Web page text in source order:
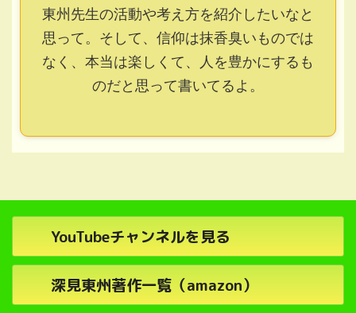
東州先生の活動や考え方を紹介したいなと
思って。そして、信仰は抹香臭いものでは
なく、本当は楽しくて、人を豊かにするも
のだと思って書いてるよ。
YouTubeチャンネルを見る
深見東州著作一覧（amazon）